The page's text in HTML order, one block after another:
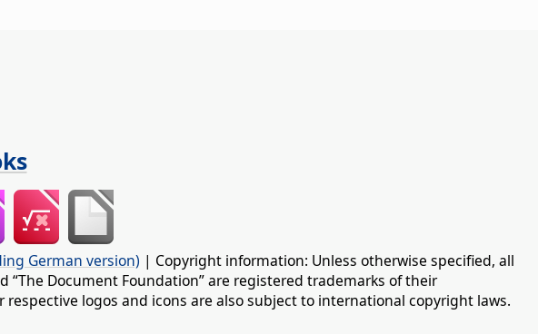
German version) | Copyright information: Unless otherwise specified, all
“The Document Foundation” are registered trademarks of their
logos and icons are also subject to international copyright laws.